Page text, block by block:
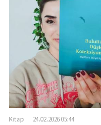
Kitap 24.02.2026 05:44